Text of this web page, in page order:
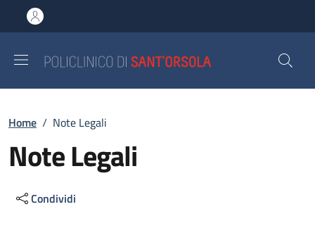
al contenuto principale
to footer content
Briciole di pane
Home / Note Legali
Note Legali
Condividi